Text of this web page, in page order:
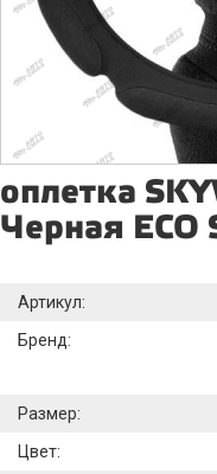
оплетка
Черная ECO
Артикул:
Бренд:
Размер:
Цвет: